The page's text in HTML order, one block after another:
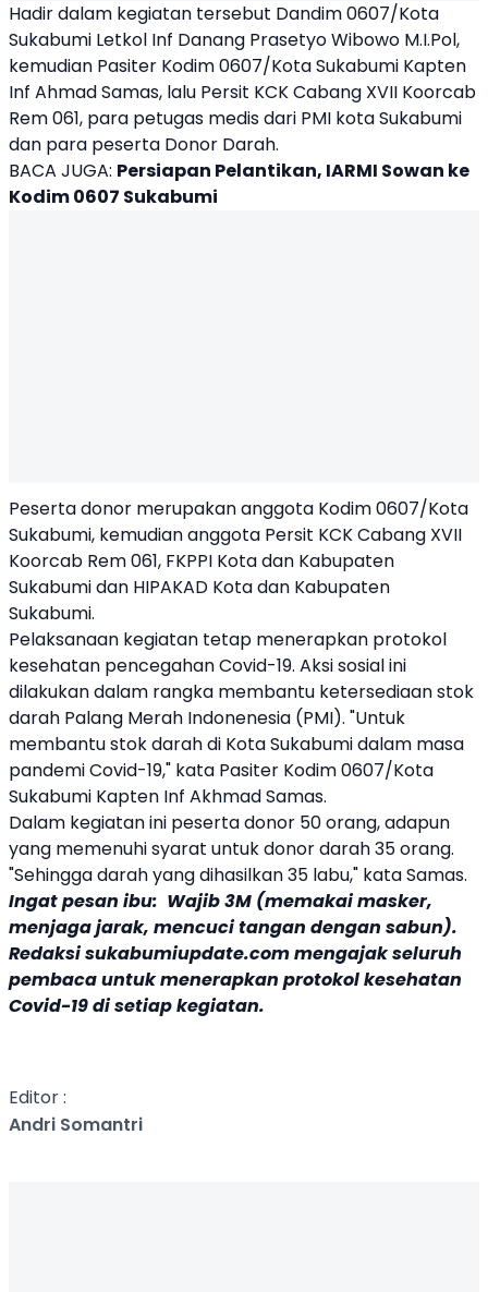
Hadir dalam kegiatan tersebut Dandim 0607/Kota
Sukabumi Letkol Inf Danang Prasetyo Wibowo M.I.Pol,
kemudian Pasiter Kodim 0607/Kota Sukabumi Kapten
Inf Ahmad Samas, lalu Persit KCK Cabang XVII Koorcab
Rem 061, para petugas medis dari PMI kota Sukabumi
dan para peserta Donor Darah.
BACA JUGA: Persiapan Pelantikan, IARMI Sowan ke
Kodim 0607 Sukabumi
Peserta donor merupakan anggota Kodim 0607/Kota
Sukabumi, kemudian anggota Persit KCK Cabang XVII
Koorcab Rem 061, FKPPI Kota dan Kabupaten
Sukabumi dan HIPAKAD Kota dan Kabupaten
Sukabumi.
Pelaksanaan kegiatan tetap menerapkan protokol
kesehatan pencegahan Covid-19. Aksi sosial ini
dilakukan dalam rangka membantu ketersediaan stok
darah Palang Merah Indonenesia (PMI). "Untuk
membantu stok darah di Kota Sukabumi dalam masa
pandemi Covid-19," kata Pasiter Kodim 0607/Kota
Sukabumi Kapten Inf Akhmad Samas.
Dalam kegiatan ini peserta donor 50 orang, adapun
yang memenuhi syarat untuk donor darah 35 orang.
"Sehingga darah yang dihasilkan 35 labu," kata Samas.
Ingat pesan ibu: Wajib 3M (memakai masker,
menjaga jarak, mencuci tangan dengan sabun).
Redaksi sukabumiupdate.com mengajak seluruh
pembaca untuk menerapkan protokol kesehatan
Covid-19 di setiap kegiatan.
Editor :
Andri Somantri